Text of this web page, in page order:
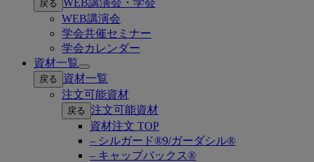
submenu
戻る WEB講演会・学会
WEB講演会
学会共催セミナー
学会カレンダー
資材一覧
Open
submenu
戻る
資材一覧
注文可能資材
戻る 注文可能資材
資材注文 TOP
– シルガード®9/ガーダシル®
– キャップバックス®